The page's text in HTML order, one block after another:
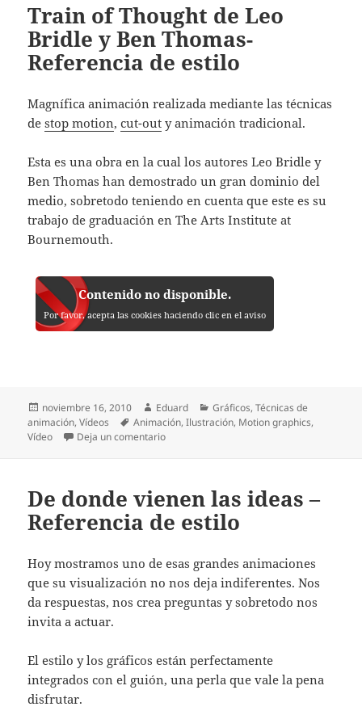
Train of Thought de Leo
Bridle y Ben Thomas-
Referencia de estilo
Magnífica animación realizada mediante las técnicas
destop motion,cut-out y animación tradicional.
Esta es una obra en la cual los autores Leo Bridle y
Ben Thomas han demostrado un gran dominio del
medio, sobretodo teniendo en cuenta que este es su
trabajo de graduación en The Arts Institute at
Bournemouth.
Contenido no disponible.
Por favor, acepta las cookies haciendo clic en el aviso
Publicado
el
noviembre 16, 2010 Autor
Eduard Categorías
Gráficos,Técnicas de
animación,Vídeos Etiquetas
Animación,Ilustración, Motion graphics,
Vídeo
Deja un comentarioen Train of Thought de Leo Bridle y Ben
De donde vienen las ideas –
Referencia de estilo
Hoy mostramos uno de esas grandes animaciones
que su visualización no nos deja indiferentes. Nos
da respuestas, nos crea preguntas y sobretodo nos
invita a actuar.
El estilo y los gráficos están perfectamente
integrados con el guión, una perla que vale la pena
disfrutar.